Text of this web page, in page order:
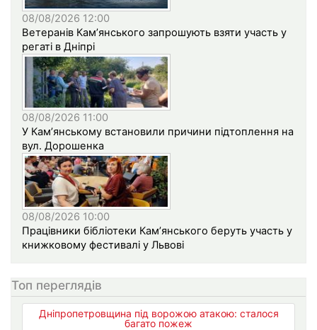
08/08/2026 12:00
Ветеранів Кам’янського запрошують взяти участь у
регаті в Дніпрі
08/08/2026 11:00
У Кам’янському встановили причини підтоплення на
вул. Дорошенка
08/08/2026 10:00
Працівники бібліотеки Кам’янського беруть участь у
книжковому фестивалі у Львові
Топ переглядів
Дніпропетровщина під ворожою атакою: сталося
багато пожеж